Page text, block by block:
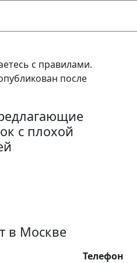
c правилами.
после
с плохой
в Москве
Телефон